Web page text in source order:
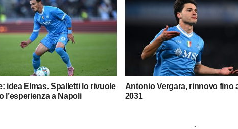
idea Elmas. Spalletti lo rivuole
l’esperienza a Napoli
Antonio Vergara, rinnovo fino
2031